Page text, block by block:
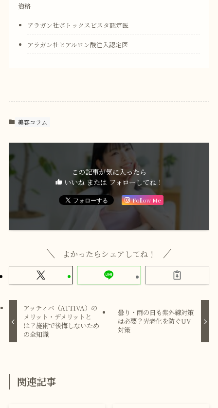
資格
アラガン社ボトックスビスタ認定医
アラガン社ヒアルロン酸注入認定医
美容コラム
この記事が気に入ったら
いいね または フォローしてね！
Follow Me
よかったらシェアしてね！
アッティバ（ATTIVA）の
メリット・デメリットと
は？施術で後悔しないため
の全知識
曇り・雨の日も紫外線対策
は必要？光老化を防ぐUV
対策
関連記事